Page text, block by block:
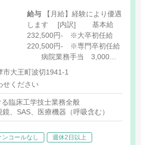
給与
します [内訳] 基本給
232,500円- ※大卒初任給
220,500円- ※専門卒初任給
病院業務手当 3,000円
住宅手当 市の規定によ
る 家族手当 市の規定に
よる 【特記事項】 昇給:年
1回
市大王町波切1941-1
せください
臨床工学技士業務全般
、SAS、医療機器（呼吸含む）
ンコールなし 週休2日以上